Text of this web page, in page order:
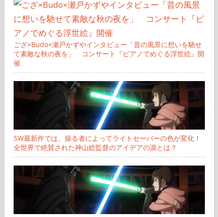
ござ×Budo×瀬戸かずやインタビュー「昔の風景に想いを馳せ
て素敵な秋の夜を」 コンサート『ピアノでめぐる浮世絵』開
催
SW最新作では、操る者によってライトセーバーの色が変化！
全世界で絶賛された神山総監督のアイデアの源とは？